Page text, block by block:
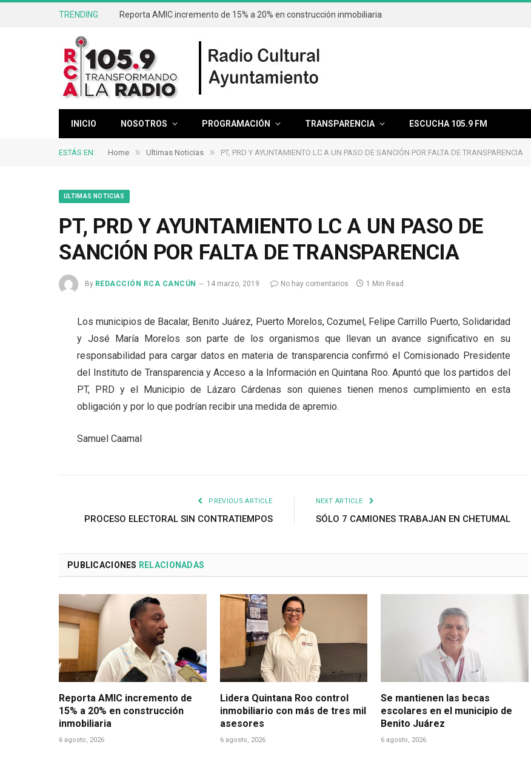
TRENDING Reporta AMIC incremento de 15% a 20% en construcción inmobiliaria
INICIO NOSOTROS PROGRAMACIÓN TRANSPARENCIA ESCUCHA 105.9 FM
ESTÁS EN: Home » Ultimas Noticias » PT, PRD Y AYUNTAMIENTO LC A UN PASO DE SANCIÓN POR FALTA DE TRANSPARENCIA
ULTIMAS NOTICIAS
PT, PRD Y AYUNTAMIENTO LC A UN PASO DE
SANCIÓN POR FALTA DE TRANSPARENCIA
By REDACCIÓN RCA CANCÚN 14 marzo, 2019 No hay comentarios 1 Min Read
Los municipios de Bacalar, Benito Juárez, Puerto Morelos, Cozumel, Felipe Carrillo Puerto, Solidaridad
y José María Morelos son parte de los organismos que llevan un avance significativo en su
responsabilidad para cargar datos en materia de transparencia confirmó el Comisionado Presidente
del Instituto de Transparencia y Acceso a la Información en Quintana Roo. Apuntó que los partidos del
PT, PRD y el Municipio de Lázaro Cárdenas son quienes tienen menos cumplimiento en esta
obligación y por lo que podrían recibir una medida de apremio.
Samuel Caamal
PREVIOUS ARTICLE
PROCESO ELECTORAL SIN CONTRATIEMPOS
NEXT ARTICLE
SÓLO 7 CAMIONES TRABAJAN EN CHETUMAL
PUBLICACIONES RELACIONADAS
Reporta AMIC incremento de
15% a 20% en construcción
inmobiliaria
6 agosto, 2026
Lidera Quintana Roo control
inmobiliario con más de tres mil
asesores
6 agosto, 2026
Se mantienen las becas
escolares en el municipio de
Benito Juárez
6 agosto, 2026